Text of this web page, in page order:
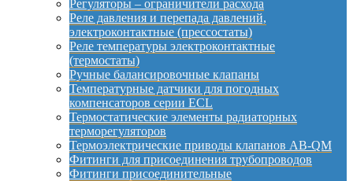
Регуляторы – ограничители расхода
Реле давления и перепада давлений,
электроконтактные (прессостаты)
Реле температуры электроконтактные
(термостаты)
Ручные балансировочные клапаны
Температурные датчики для погодных
компенсаторов серии ECL
Термостатические элементы радиаторных
терморегуляторов
Термоэлектрические приводы клапанов AB-QM
Фитинги для присоединения трубопроводов
Фитинги присоединительные